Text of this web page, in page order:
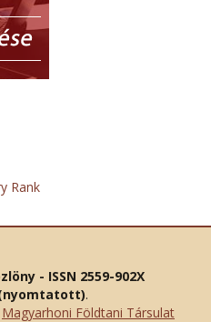
- ISSN 2559-902X
(nyomtatott).
Magyarhoni Földtani Társulat